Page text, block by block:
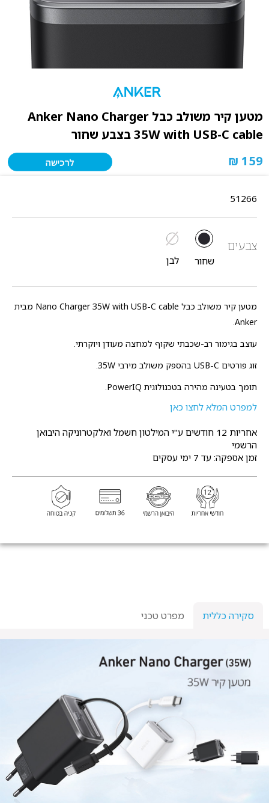
מטען קיר משולב כבל Anker Nano Charger
35W with USB-C cable בצבע שחור
159 ₪
51266
צבעים
שחור לבן
מטען קיר משולב כבל Nano Charger 35W with USB-C cable מבית
Anker.
עוצב בגימור רב-שכבתי שקוף למחצה מעודן ויוקרתי.
זוג פורטים USB-C בהספק משולב מירבי 35W.
תומך בטעינה מהירה בטכנולוגית PowerIQ.
למפרט המלא לחצו כאן
אחריות 12 חודשים
ע"י המילטון חשמל ואלקטרוניקה היבואן
הרשמי
זמן אספקה: עד 7 ימי עסקים
סקירה כללית מפרט טכני